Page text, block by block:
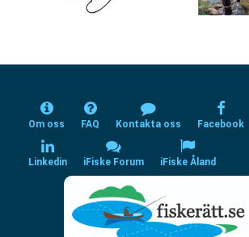
Om oss FAQ Kontakta oss Facebook
Linkedin iFiske Forum iFiske Åland